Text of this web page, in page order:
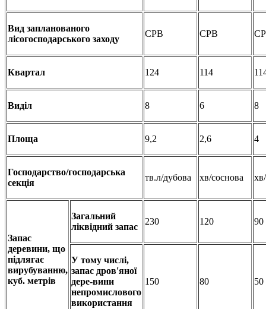
Вид запланованого
лісогосподарського заходу
СРВ СРВ
Квартал 124 114
Виділ 8 6 8
Площа 9,2 2,6 4
Господарство/господарська
секція
тв.л/дубова хв/соснова
Запас
деревини, що
підлягає
вирубуванню,
куб. метрів
Загальний
ліквідний запас
230 120 90
У тому числі,
запас дров'яної
дере-вини
непромислового
використання
150 80 50